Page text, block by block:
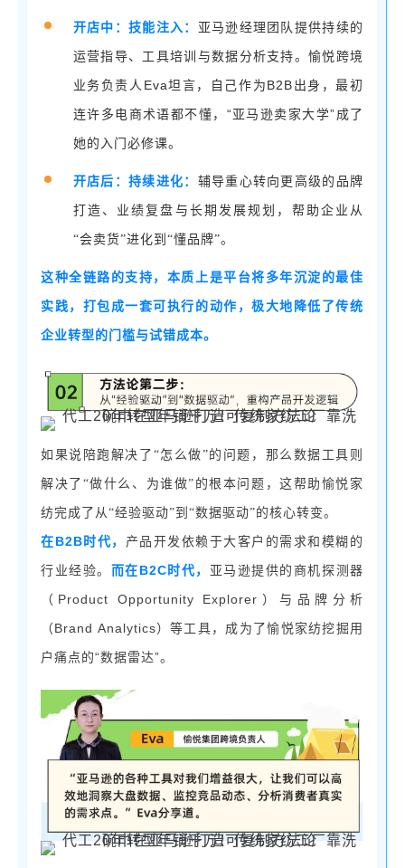
开店中：技能注入： 亚马逊经理团队提供持续的
运营指导、工具培训与数据分析支持。愉悦跨境
业务负责人 Eva坦言，自己作为B2B出身，最初
连许多电商术语都不懂，“亚马逊卖家大学”成了
她的入门必修课。
开店后：持续进化： 辅导重心转向更高级的品牌
打造、业绩复盘与长期发展规划，帮助企业从
“会卖货”进化到“懂品牌”。
这种全链路的支持，本质上是平台将多年沉淀的最佳
实践，打包成一套可执行的动作，极大地降低了传统
企业转型的门槛与试错成本。
如果说陪跑解决了 “怎么做”的问题，那么数据工具则
解决了“做什么、为谁做”的根本问题，这帮助愉悦家
纺完成了从“经验驱动”到“数据驱动”的核心转变。
在 B2B时代， 产品开发依赖于大客户的需求和模糊的
行业经验。 而在 B2C时代， 亚马逊提供的商机探测器
（ Product Opportunity Explorer）与品牌分析
（Brand Analytics）等工具，成为了愉悦家纺挖掘用
户痛点的“数据雷达”。